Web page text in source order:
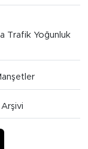
Trafik Yoğunluk